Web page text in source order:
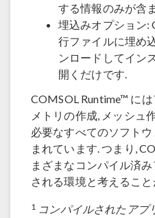
する情報のみが含
埋込みオプション:
行ファイルに埋め
ンロードしてイン
開くだけです.
COMSOL Runtime™ に
メトリの作成, メッシュ
必要なすべてのソフト
まれています. つまり,
まざまなコンパイル済
される環境と考えるこ
1 コンパイルされたアプ